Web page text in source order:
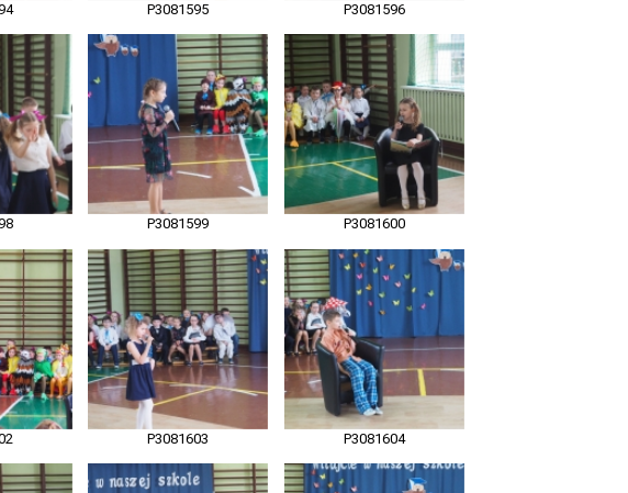
P3081595 P3081596
P3081599 P3081600
P3081603 P3081604